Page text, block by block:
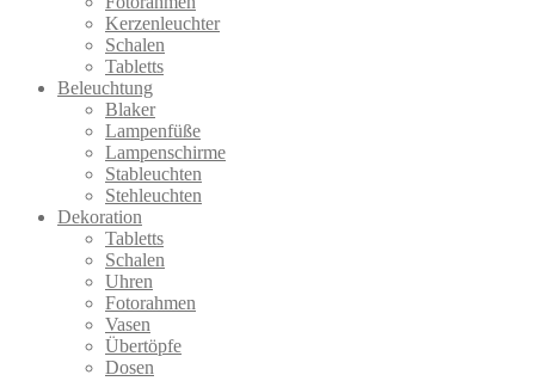
Kerzenleuchter
Schalen
Tabletts
Beleuchtung
Blaker
Lampenfüße
Lampenschirme
Stableuchten
Stehleuchten
Dekoration
Tabletts
Schalen
Uhren
Fotorahmen
Vasen
Übertöpfe
Dosen